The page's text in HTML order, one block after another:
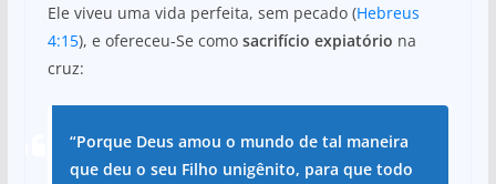
Ele viveu uma vida perfeita, sem pecado (Hebreus
4:15), e ofereceu-Se como sacrifício expiatório na
cruz:
“Porque Deus amou o mundo de tal maneira
que deu o seu Filho unigênito, para que todo